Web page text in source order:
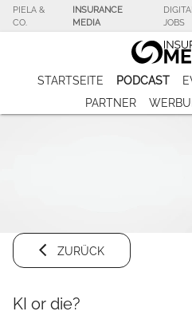
PIELA &
CO.
INSURANCE
MEDIA
JOBS
STARTSEITE PODCAST
PARTNER
ZURÜCK
KI or die?